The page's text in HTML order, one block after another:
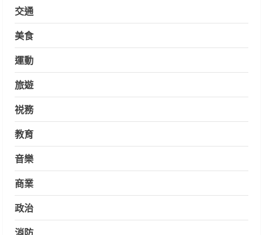
交通
美食
運動
旅遊
祱務
教育
音樂
商業
政治